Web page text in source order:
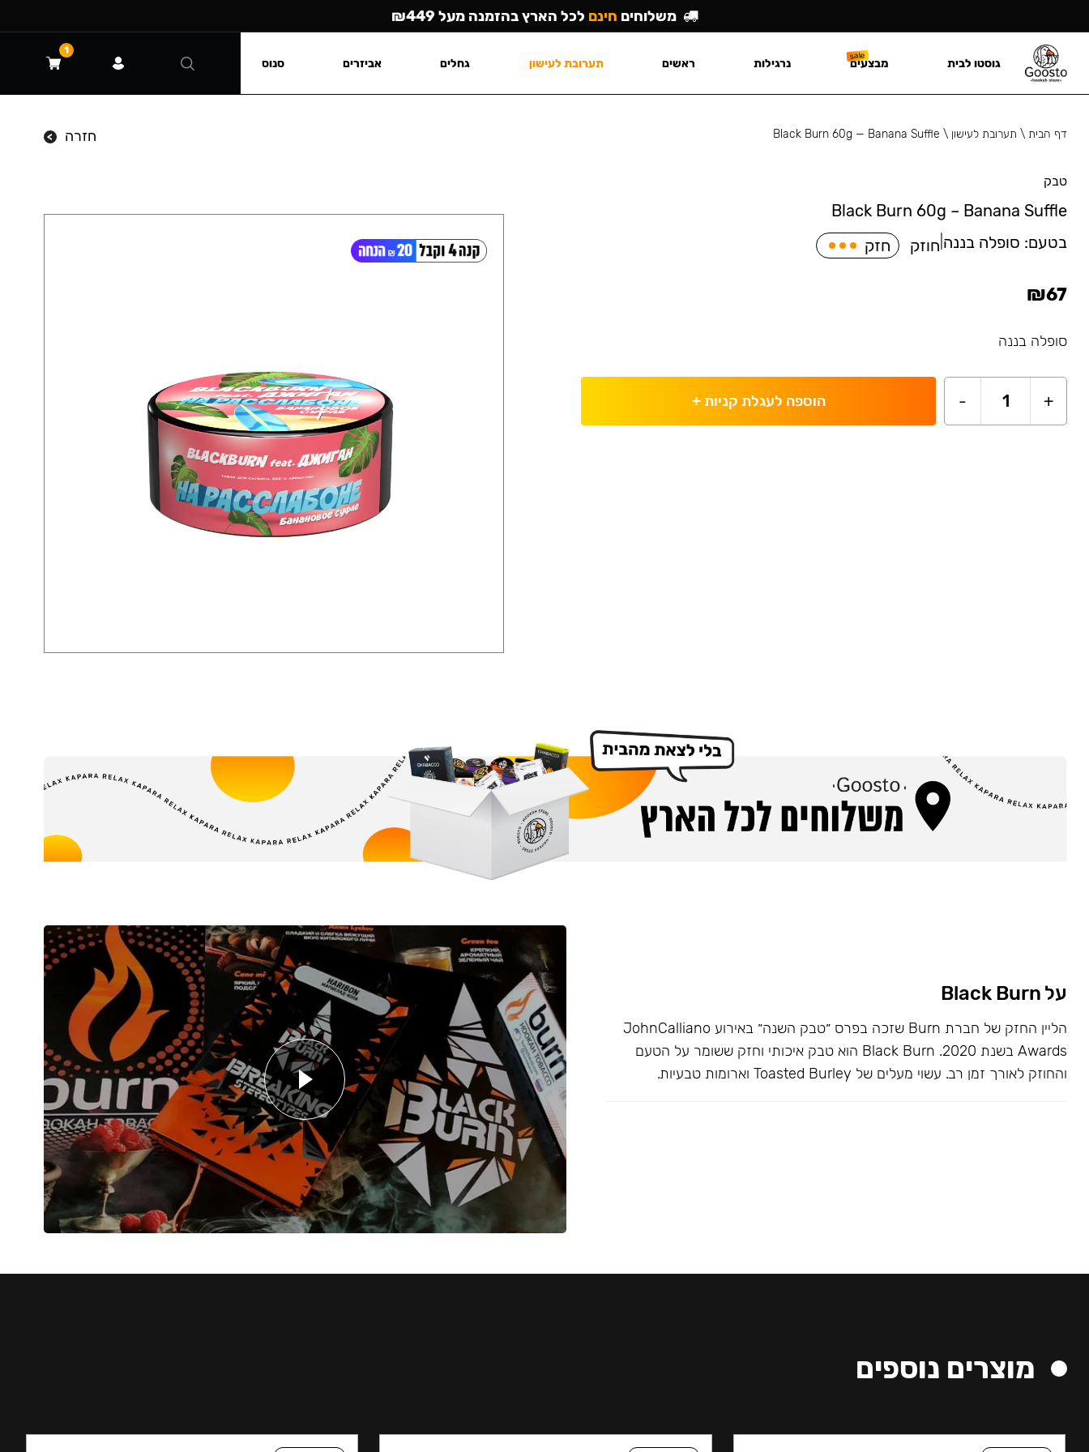
דף הבית\ תערובת לעישון \
Black Burn 60g — Banana Suffle חזרה
טבק
Black Burn 60g – Banana Suffle
בטעם: סופלה בננה חוזק חזק
₪67
סופלה בננה
+
1
- הוספה לעגלת קניות+
על Black Burn
הליין החזק של חברת Burn שזכה בפרס ״טבק השנה״ באירוע JohnCalliano
Awards בשנת 2020. Black Burn הוא טבק איכותי וחזק ששומר על הטעם
והחוזק לאורך זמן רב. עשוי מעלים של Toasted Burley וארומות טבעיות.
מוצרים נוספים
משלוחים חינם לכל הארץ בהזמנה מעל ₪449
גוסטו לבית מבצעים נרגילות ראשים תערובת לעישון גחלים אביזרים סנוס
1